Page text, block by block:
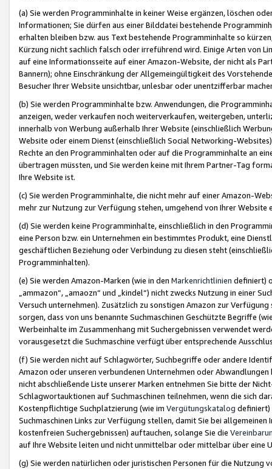
(a) Sie werden Programminhalte in keiner Weise ergänzen, löschen
Informationen; Sie dürfen aus einer Bilddatei bestehende
erhalten bleiben bzw. aus Text bestehende Programminhalte so
Kürzung nicht sachlich falsch oder irreführend wird. Einige Arten von
auf eine Informationsseite auf einer Amazon-Website, der nicht als
Bannern); ohne Einschränkung der Allgemeingültigkeit des
Besucher Ihrer Website unsichtbar, unlesbar oder unentzifferbar
(b) Sie werden Programminhalte bzw. Anwendungen, die
anzeigen, weder verkaufen noch weiterverkaufen, weitergeben,
innerhalb von Werbung außerhalb Ihrer Website (einschließlich
Website oder einem Dienst (einschließlich Social Networking-
Rechte an den Programminhalten oder auf die Programminhalte an
übertragen müssten, und Sie werden keine mit Ihrem Partner-Tag
Ihre Website ist.
(c) Sie werden Programminhalte, die nicht mehr auf einer Amazon-
mehr zur Nutzung zur Verfügung stehen, umgehend von Ihrer
(d) Sie werden keine Programminhalte, einschließlich in den
eine Person bzw. ein Unternehmen ein bestimmtes Produkt, eine
geschäftlichen Beziehung oder Verbindung zu diesen steht
Programminhalten).
(e) Sie werden Amazon-Marken (wie in den Markenrichtlinien definiert)
„ammazon“, „amaozn“ und „kindel“) nicht zwecks Nutzung in einer
Versuch unternehmen). Zusätzlich zu sonstigen Amazon zur
sorgen, dass von uns benannte Suchmaschinen Geschützte Begriffe
Werbeinhalte im Zusammenhang mit Suchergebnissen verwendet
vorausgesetzt die Suchmaschine verfügt über entsprechende
(f) Sie werden nicht auf Schlagwörter, Suchbegriffe oder andere
Amazon oder unseren verbundenen Unternehmen oder
nicht abschließende Liste unserer Marken entnehmen Sie bitte der
Schlagwortauktionen auf Suchmaschinen teilnehmen, wenn die sich
Kostenpflichtige Suchplatzierung (wie im Vergütungskatalog definiert)
Suchmaschinen Links zur Verfügung stellen, damit Sie bei
kostenfreien Suchergebnissen) auftauchen, solange Sie die
auf Ihre Website leiten und nicht unmittelbar oder mittelbar über eine
(g) Sie werden natürlichen oder juristischen Personen für die Nutzung